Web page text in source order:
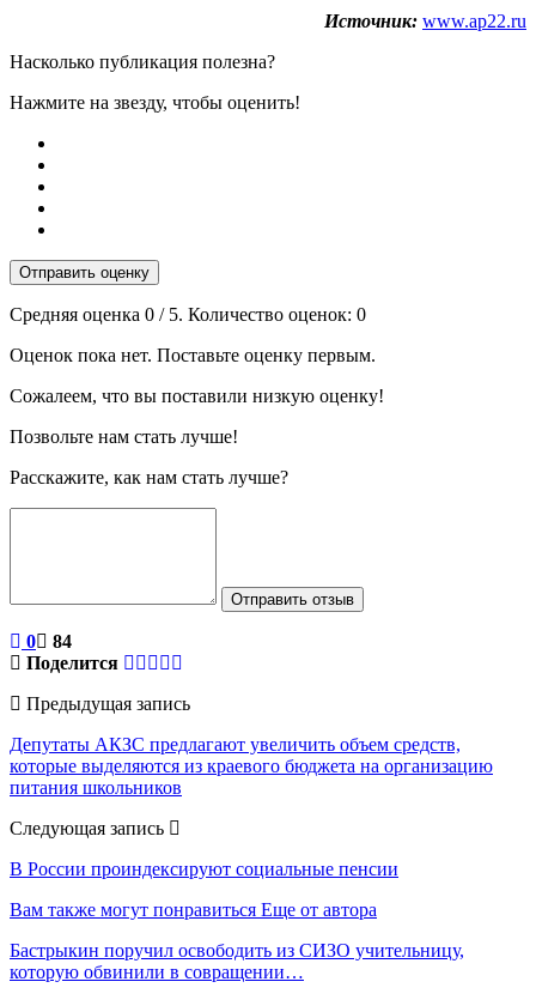
Источник: www.ap22.ru
Насколько публикация полезна?
Нажмите на звезду, чтобы оценить!
Отправить оценку
Средняя оценка 0 / 5. Количество оценок: 0
Оценок пока нет. Поставьте оценку первым.
Сожалеем, что вы поставили низкую оценку!
Позвольте нам стать лучше!
Расскажите, как нам стать лучше?
Отправить отзыв
0
84
Поделится
Предыдущая запись
Депутаты АКЗС предлагают увеличить объем средств,
которые выделяются из краевого бюджета на организацию
питания школьников
Следующая запись
В России проиндексируют социальные пенсии
Вам также могут понравиться Еще от автора
Бастрыкин поручил освободить из СИЗО учительницу,
которую обвинили в совращении…